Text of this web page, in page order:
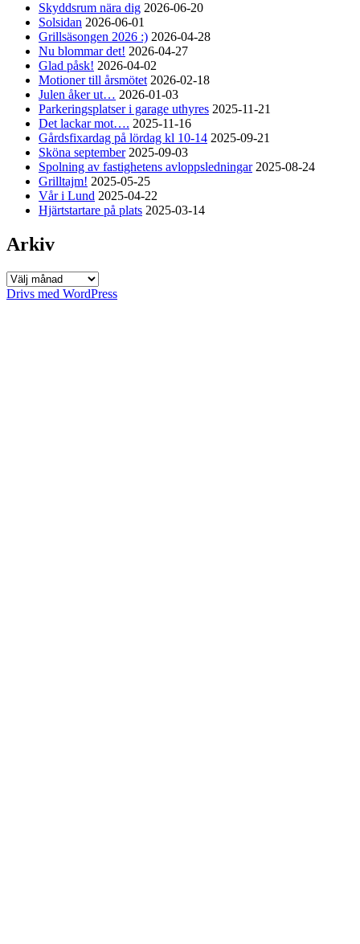
Skyddsrum nära dig 2026-06-20
Solsidan 2026-06-01
Grillsäsongen 2026 :) 2026-04-28
Nu blommar det! 2026-04-27
Glad påsk! 2026-04-02
Motioner till årsmötet 2026-02-18
Julen åker ut… 2026-01-03
Parkeringsplatser i garage uthyres 2025-11-21
Det lackar mot…. 2025-11-16
Gårdsfixardag på lördag kl 10-14 2025-09-21
Sköna september 2025-09-03
Spolning av fastighetens avloppsledningar 2025-08-24
Grilltajm! 2025-05-25
Vår i Lund 2025-04-22
Hjärtstartare på plats 2025-03-14
Arkiv
Arkiv
Drivs med WordPress